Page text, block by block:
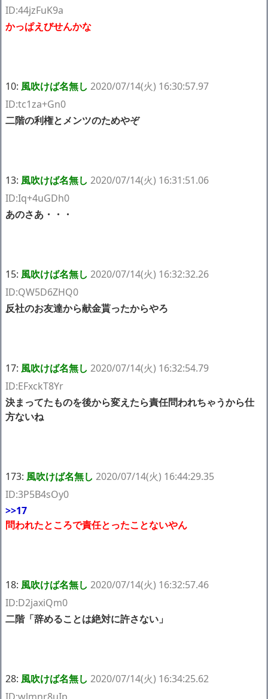
ID:44jzFuK9a
かっぱえびせんかな
10: 風吹けば名無し 2020/07/14(火) 16:30:57.97
ID:tc1za+Gn0
二階の利権とメンツのためやぞ
13: 風吹けば名無し 2020/07/14(火) 16:31:51.06
ID:Iq+4uGDh0
あのさあ・・・
15: 風吹けば名無し 2020/07/14(火) 16:32:32.26
ID:QW5D6ZHQ0
反社のお友達から献金貰ったからやろ
17: 風吹けば名無し 2020/07/14(火) 16:32:54.79
ID:EFxckT8Yr
決まってたものを後から変えたら責任問われちゃうから仕
方ないね
173: 風吹けば名無し 2020/07/14(火) 16:44:29.35
ID:3P5B4sOy0
>>17
問われたところで責任とったことないやん
18: 風吹けば名無し 2020/07/14(火) 16:32:57.46
ID:D2jaxiQm0
二階「辞めることは絶対に許さない」
28: 風吹けば名無し 2020/07/14(火) 16:34:25.62